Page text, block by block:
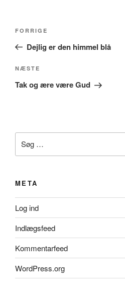
Forrige
indlæg
FORRIGE
Dejlig er den himmel blå
Næste
indlæg
NÆSTE
Tak og ære være Gud
efter:
META
Log ind
Indlægsfeed
Kommentarfeed
WordPress.org